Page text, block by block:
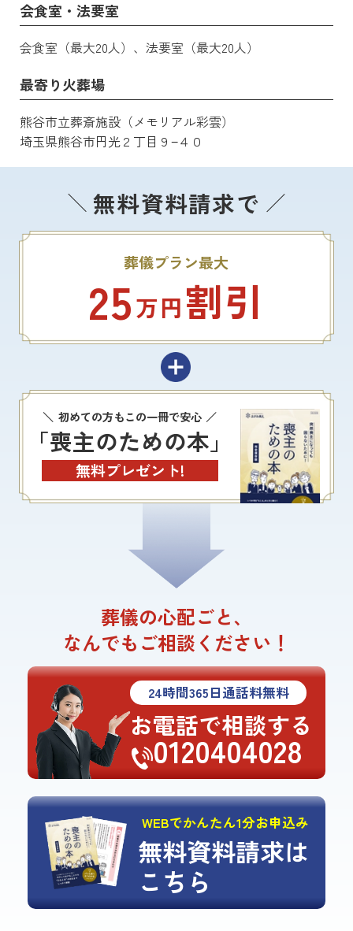
会食室・法要室
会食室（最大20人）、法要室（最大20人）
最寄り火葬場
熊谷市立葬斎施設（メモリアル彩雲）
埼玉県熊谷市円光２丁目９−４０
無料資料請求で
葬儀プラン最大
25万円割引
初めての方もこの一冊で安心
「喪主のための本」
無料プレゼント!
葬儀の心配ごと、
なんでもご相談ください！
24時間365日通話料無料
お電話で相談する
0120404028
WEBでかんたん1分お申込み
無料資料請求は
こちら